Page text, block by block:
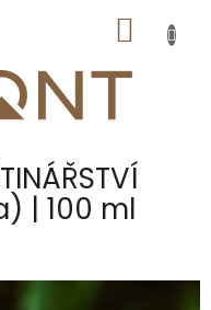
KOŠÍK
| 100 ml